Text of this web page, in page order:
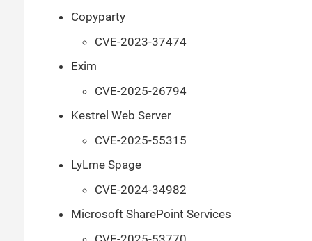
Copyparty
CVE-2023-37474
Exim
CVE-2025-26794
Kestrel Web Server
CVE-2025-55315
LyLme Spage
CVE-2024-34982
Microsoft SharePoint Services